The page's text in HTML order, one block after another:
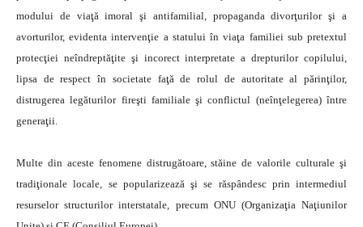
modului de viaţă imoral şi antifamilial, propaganda divorţurilor şi a
avorturilor, evidenta intervenţie a statului în viaţa familiei sub pretextul
protecţiei neîndreptăţite şi incorect interpretate a drepturilor copilului,
lipsa de respect în societate faţă de rolul de autoritate al părinţilor,
distrugerea legăturilor fireşti familiale şi conflictul (neînţelegerea) între
generaţii.
Multe din aceste fenomene distrugătoare, stăine de valorile culturale şi
tradiţionale locale, se popularizează şi se răspândesc prin intermediul
resurselor structurilor interstatale, precum ONU (Organizaţia Naţiunilor